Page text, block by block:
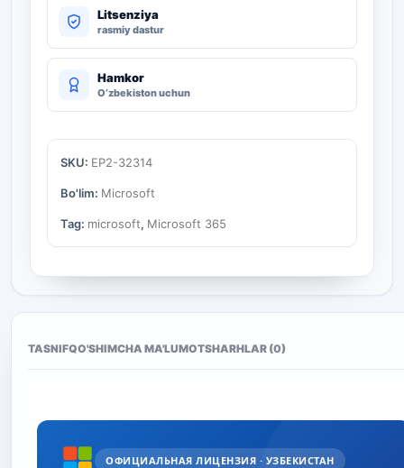
Litsenziya
rasmiy dastur
Hamkor
O‘zbekiston uchun
SKU: EP2-32314
Bo'lim: Microsoft
Tag: microsoft, Microsoft 365
TASNIFQO'SHIMCHA MA'LUMOTSHARHLAR (0)
ОФИЦИАЛЬНАЯ ЛИЦЕНЗИЯ · УЗБЕКИСТАН